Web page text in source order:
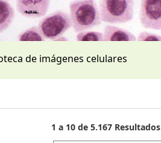
de imágenes celulares
1 a 10 de 5.167 Resultados